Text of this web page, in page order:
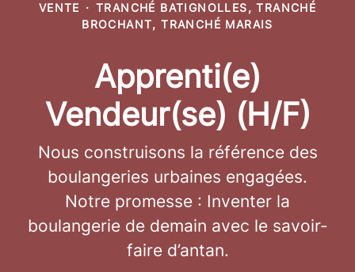
VENTE · TRANCHÉ BATIGNOLLES, TRANCHÉ
BROCHANT, TRANCHÉ MARAIS
Apprenti(e)
Vendeur(se) (H/F)
Nous construisons la référence des
boulangeries urbaines engagées.
Notre promesse : Inventer la
boulangerie de demain avec le savoir-
faire d’antan.